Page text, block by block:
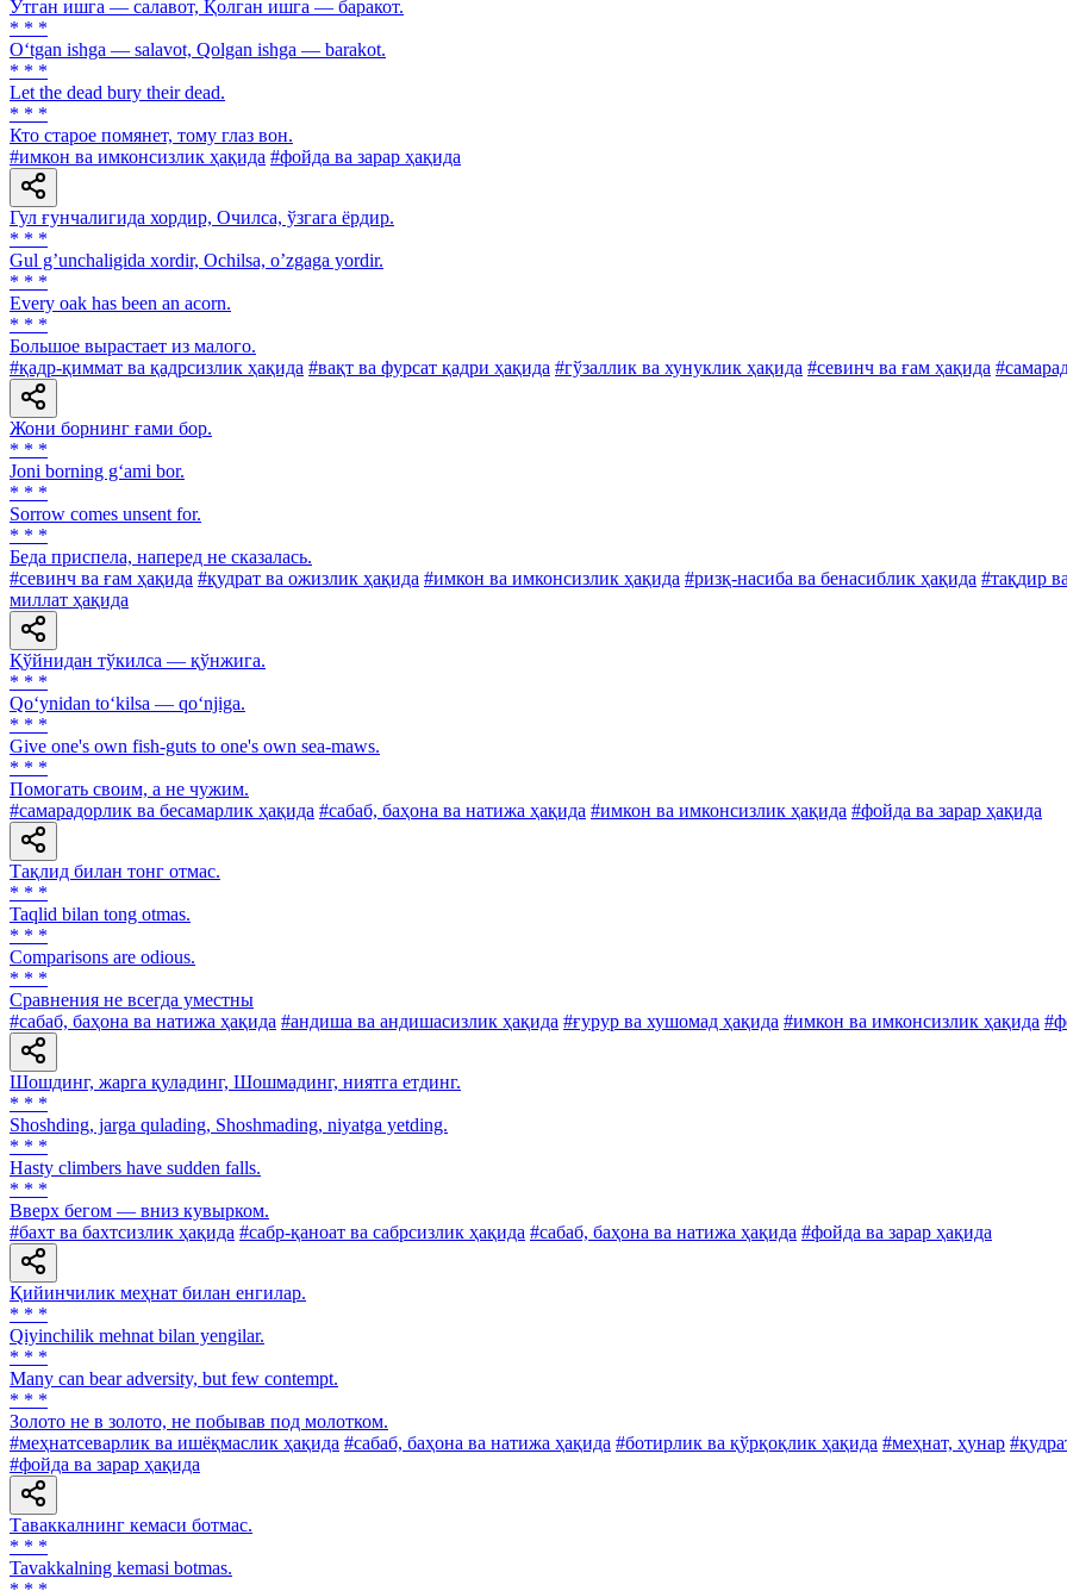
Ўтган ишга — салавот, Қолган ишга — баракот.
* * *
O‘tgan ishga — salavot, Qolgan ishga — barakot.
* * *
Let the dead bury their dead.
* * *
Кто старое помянет, тому глаз вон.
#имкон ва имконсизлик ҳақида #фойда ва зарар ҳақида
Гул ғунчалигида хордир, Очилса, ўзгага ёрдир.
* * *
Gul gʼunchaligida xordir, Ochilsa, oʼzgaga yordir.
* * *
Every oak has been an acorn.
* * *
Большое вырастает из малого.
#қадр-қиммат ва қадрсизлик ҳақида #вақт ва фурсат қадри ҳақида #гўзаллик ва хунуклик ҳақида #севинч ва ғам ҳақида
Жони борнинг ғами бор.
* * *
Joni borning g‘ami bor.
* * *
Sorrow comes unsent for.
* * *
Беда приспела, наперед не сказалась.
#севинч ва ғам ҳақида #қудрат ва ожизлик ҳақида #имкон ва имконсизлик ҳақида #ризқ-насиба ва бенасиблик ҳақида #тақдир
миллат ҳақида
Қўйнидан тўкилса — қўнжига.
* * *
Qo‘ynidan to‘kilsa — qo‘njiga.
* * *
Give one's own fish-guts to one's own sea-maws.
* * *
Помогать своим, а не чужим.
#самарадорлик ва бесамарлик ҳақида #сабаб, баҳона ва натижа ҳақида #имкон ва имконсизлик ҳақида #фойда ва зарар ҳақида
Тақлид билан тонг отмас.
* * *
Taqlid bilan tong otmas.
* * *
Comparisons are odious.
* * *
Сравнения не всегда уместны
#сабаб, баҳона ва натижа ҳақида #андиша ва андишасизлик ҳақида #ғурур ва хушомад ҳақида #имкон ва имконсизлик ҳақида
Шошдинг, жарга қуладинг, Шошмадинг, ниятга етдинг.
* * *
Shoshding, jarga qulading, Shoshmading, niyatga yetding.
* * *
Hasty climbers have sudden falls.
* * *
Вверх бегом — вниз кувырком.
#бахт ва бахтсизлик ҳақида #сабр-қаноат ва сабрсизлик ҳақида #сабаб, баҳона ва натижа ҳақида #фойда ва зарар ҳақида
Қийинчилик меҳнат билан енгилар.
* * *
Qiyinchilik mehnat bilan yengilar.
* * *
Many can bear adversity, but few contempt.
* * *
Золото не в золото, не побывав под молотком.
#меҳнатсеварлик ва ишёқмаслик ҳақида #сабаб, баҳона ва натижа ҳақида #ботирлик ва қўрқоқлик ҳақида #меҳнат, ҳунар
#фойда ва зарар ҳақида
Таваккалнинг кемаси ботмас.
* * *
Tavakkalning kemasi botmas.